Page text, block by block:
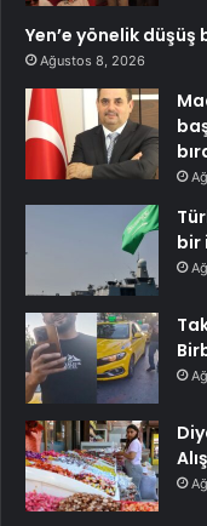
Yen’e yönelik
Ağustos 8, 2026
bir